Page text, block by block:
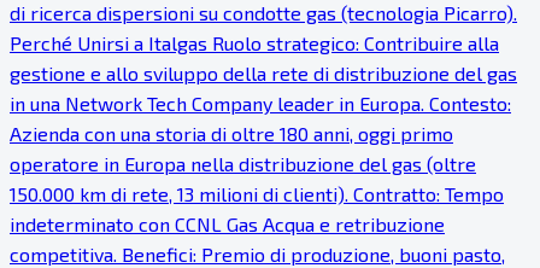
di ricerca dispersioni su condotte gas (tecnologia Picarro).
Perché Unirsi a Italgas Ruolo strategico: Contribuire alla
gestione e allo sviluppo della rete di distribuzione del gas
in una Network Tech Company leader in Europa. Contesto:
Azienda con una storia di oltre 180 anni, oggi primo
operatore in Europa nella distribuzione del gas (oltre
150.000 km di rete, 13 milioni di clienti). Contratto: Tempo
indeterminato con CCNL Gas Acqua e retribuzione
competitiva. Benefici: Premio di produzione, buoni pasto,